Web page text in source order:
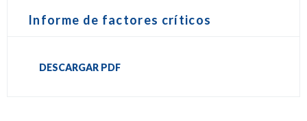
Informe de factores críticos
DESCARGAR PDF